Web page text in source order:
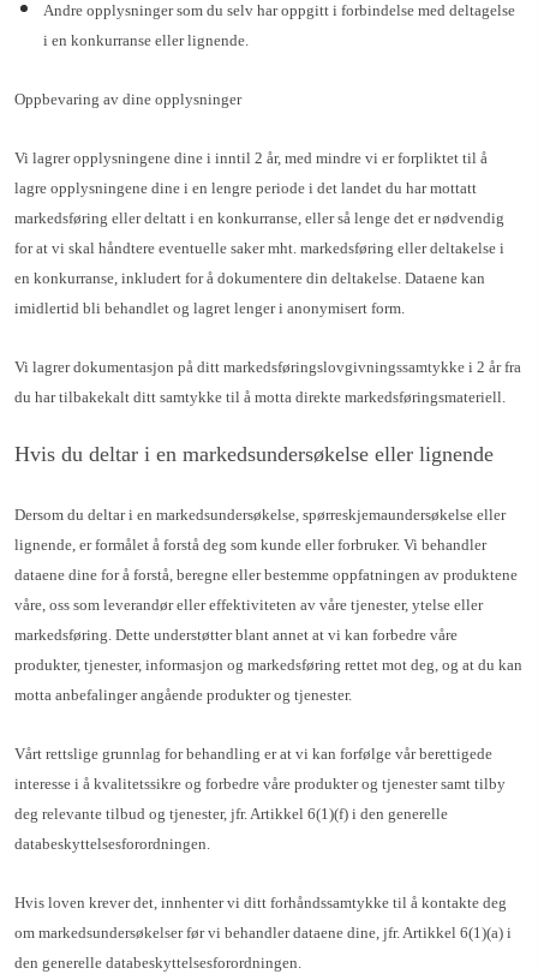
Andre opplysninger som du selv har oppgitt i forbindelse med deltagelse
i en konkurranse eller lignende.
Oppbevaring av dine opplysninger
Vi lagrer opplysningene dine i inntil 2 år, med mindre vi er forpliktet til å
lagre opplysningene dine i en lengre periode i det landet du har mottatt
markedsføring eller deltatt i en konkurranse, eller så lenge det er nødvendig
for at vi skal håndtere eventuelle saker mht. markedsføring eller deltakelse i
en konkurranse, inkludert for å dokumentere din deltakelse. Dataene kan
imidlertid bli behandlet og lagret lenger i anonymisert form.
Vi lagrer dokumentasjon på ditt markedsføringslovgivningssamtykke i 2 år fra
du har tilbakekalt ditt samtykke til å motta direkte markedsføringsmateriell.
Hvis du deltar i en markedsundersøkelse eller lignende
Dersom du deltar i en markedsundersøkelse, spørreskjemaundersøkelse eller
lignende, er formålet å forstå deg som kunde eller forbruker. Vi behandler
dataene dine for å forstå, beregne eller bestemme oppfatningen av produktene
våre, oss som leverandør eller effektiviteten av våre tjenester, ytelse eller
markedsføring. Dette understøtter blant annet at vi kan forbedre våre
produkter, tjenester, informasjon og markedsføring rettet mot deg, og at du kan
motta anbefalinger angående produkter og tjenester.
Vårt rettslige grunnlag for behandling er at vi kan forfølge vår berettigede
interesse i å kvalitetssikre og forbedre våre produkter og tjenester samt tilby
deg relevante tilbud og tjenester, jfr. Artikkel 6(1)(f) i den generelle
databeskyttelsesforordningen.
Hvis loven krever det, innhenter vi ditt forhåndssamtykke til å kontakte deg
om markedsundersøkelser før vi behandler dataene dine, jfr. Artikkel 6(1)(a) i
den generelle databeskyttelsesforordningen.